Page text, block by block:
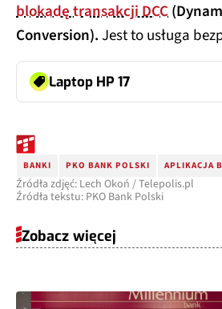
blokadę transakcji DCC
Conversion).Jest to usługa
Laptop HP 17
BANKI PKO BANK POLSKI APLIKACJA
Źródła zdjęć: Lech Okoń / Telepolis.pl
Źródła tekstu: PKO Bank Polski
Zobacz więcej